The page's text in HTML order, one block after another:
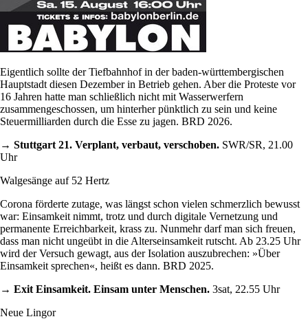
Eigentlich sollte der Tiefbahnhof in der baden-württembergischen
Hauptstadt diesen Dezember in Betrieb gehen. Aber die Proteste vor
16 Jahren hatte man schließlich nicht mit Wasserwerfern
zusammengeschossen, um hinterher pünktlich zu sein und keine
Steuermilliarden durch die Esse zu jagen. BRD 2026.
→ Stuttgart 21. Verplant, verbaut, verschoben. SWR/SR, 21.00
Uhr
Walgesänge auf 52 Hertz
Corona förderte zutage, was längst schon vielen schmerzlich bewusst
war: Einsamkeit nimmt, trotz und durch digitale Vernetzung und
permanente Erreichbarkeit, krass zu. Nunmehr darf man sich freuen,
dass man nicht ungeübt in die Alterseinsamkeit rutscht. Ab 23.25 Uhr
wird der Versuch gewagt, aus der Isolation auszubrechen: »Über
Einsamkeit sprechen«, heißt es dann. BRD 2025.
→ Exit Einsamkeit. Einsam unter Menschen. 3sat, 22.55 Uhr
Neue Lingor